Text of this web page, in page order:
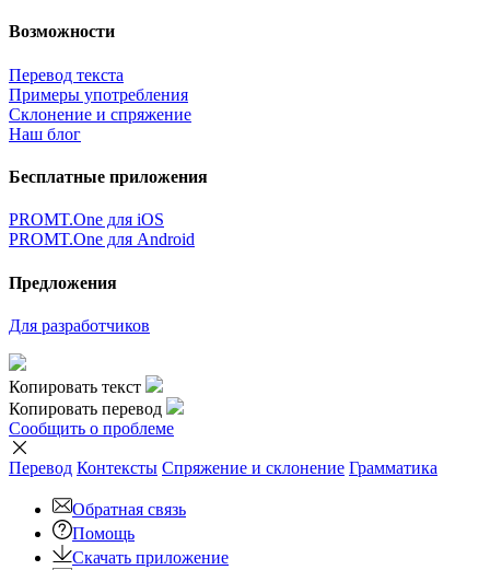
Возможности
Перевод текста
Примеры употребления
Склонение и спряжение
Наш блог
Бесплатные приложения
PROMT.One для iOS
PROMT.One для Android
Предложения
Для разработчиков
Копировать текст
Копировать перевод
Сообщить о проблеме
Перевод Контексты Спряжение и склонение Грамматика
Обратная связь
Помощь
Скачать приложение